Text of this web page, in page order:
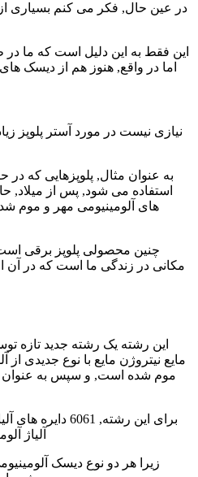
در عین حال, فکر می کنم بسیاری از
این فقط به این دلیل است که ما
اما در واقع, هنوز هم از دیسک
نیازی نیست در مورد آستر پلوپز
به عنوان مثال, پلوپزهایی که
استفاده می شود, پس از میلاد,
های آلومینیومی مهر و موم
چنین محصولی پلوپز برقی است,
مکانی در زندگی ما است که در آن
این رشته یک رشته جدید تازه
مایع نیتروژن مایع با نوع جدیدی از
موم شده است, و سپس به عنوان
آلیاژ
زیرا هر دو نوع دیسک